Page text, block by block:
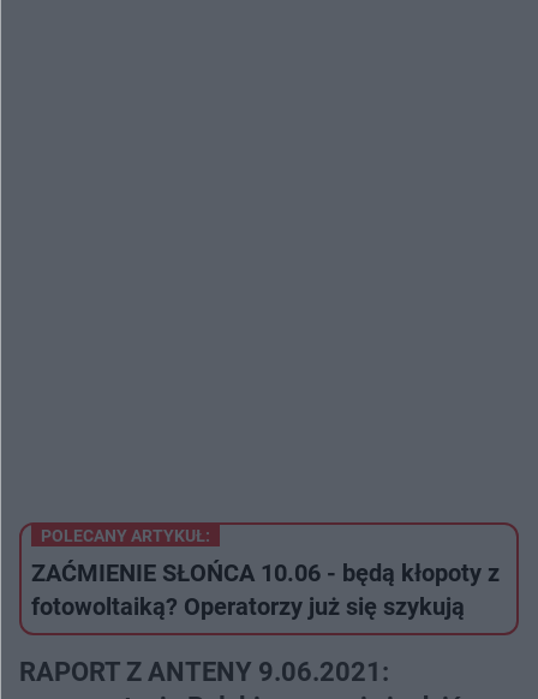
POLECANY ARTYKUŁ:
ZAĆMIENIE SŁOŃCA 10.06 - będą kłopoty z
fotowoltaiką? Operatorzy już się szykują
RAPORT Z ANTENY 9.06.2021: